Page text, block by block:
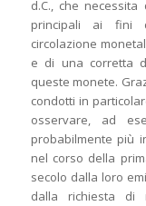
d.C., che
principali ai fini
circolazione
e di una corretta
queste monete.
condotti in
osservare, ad
probabilmente più
nel corso della
secolo dalla loro
dalla richiesta di